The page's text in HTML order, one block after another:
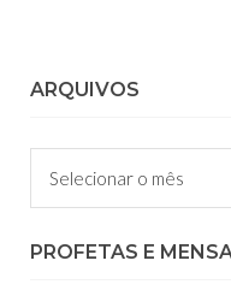
ARQUIVOS
Arquivos
PROFETAS E